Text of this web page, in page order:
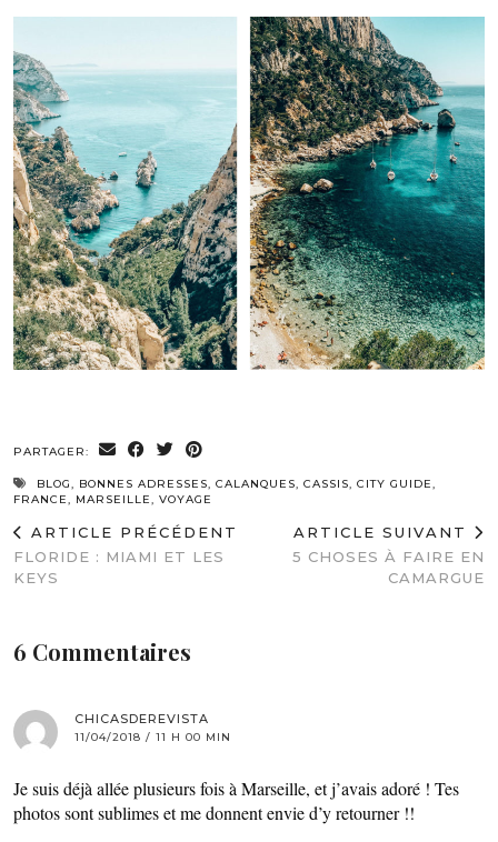
PARTAGER:
BLOG, BONNES ADRESSES, CALANQUES, CASSIS, CITY GUIDE,
FRANCE, MARSEILLE, VOYAGE
ARTICLE PRÉCÉDENT
FLORIDE : MIAMI ET LES
KEYS
ARTICLE SUIVANT
5 CHOSES À FAIRE EN
CAMARGUE
6 Commentaires
CHICASDEREVISTA
11/04/2018 / 11 H 00 MIN
Je suis déjà allée plusieurs fois à Marseille, et j’avais adoré ! Tes
photos sont sublimes et me donnent envie d’y retourner !!